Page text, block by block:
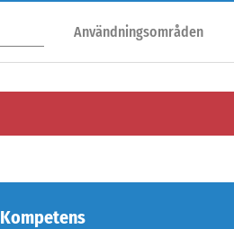
Användningsområden
Kompetens